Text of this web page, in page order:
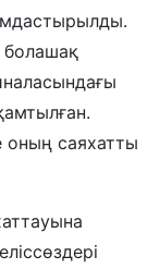
саяхатты